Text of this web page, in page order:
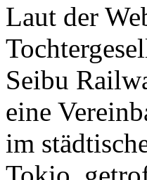
Laut der
Seibu
eine
im